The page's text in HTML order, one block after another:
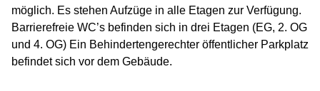
möglich. Es stehen Aufzüge in alle Etagen zur Verfügung.
Barrierefreie WC’s befinden sich in drei Etagen (EG, 2. OG
und 4. OG) Ein Behindertengerechter öffentlicher Parkplatz
befindet sich vor dem Gebäude.